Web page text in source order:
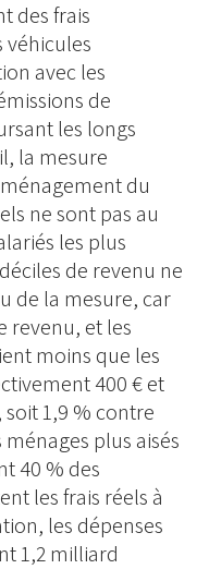
des frais
véhicules
avec les
de
les longs
la mesure
du
ne sont pas au
les plus
de revenu ne
de la mesure, car
revenu, et les
moins que les
400 € et
1,9 % contre
plus aisés
40 % des
les frais réels à
les dépenses
1,2 milliard